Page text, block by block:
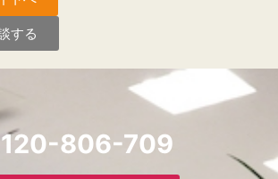
する
806-709